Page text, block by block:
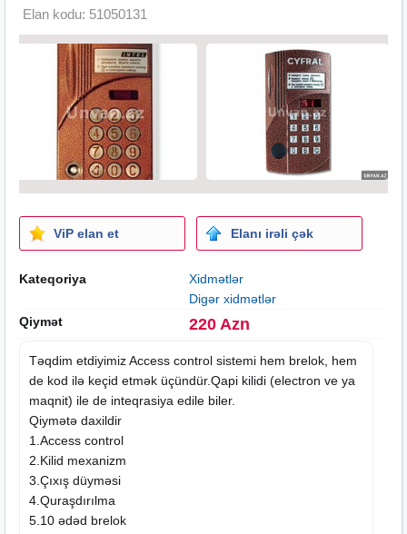
Elan kodu: 51050131
ViP elan et Elanı irəli çək
Kateqoriya
Xidmətlər
Digər xidmətlər
Qiymət
220 Azn
Təqdim etdiyimiz Access control sistemi hem brelok, hem
de kod ilə keçid etmək üçündür.Qapi kilidi (electron ve ya
maqnit) ile de inteqrasiya edile biler.
Qiymətə daxildir
1.Access control
2.Kilid mexanizm
3.Çıxış düyməsi
4.Quraşdırılma
5.10 ədəd brelok